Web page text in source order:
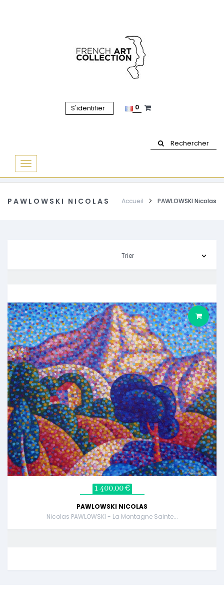
S'identifier 0
Rechercher
Basculer
la
PAWLOWSKI NICOLAS Accueil PAWLOWSKI Nicolas
1 400,00 €
PAWLOWSKI NICOLAS
Nicolas PAWLOWSKI - La Montagne Sainte...